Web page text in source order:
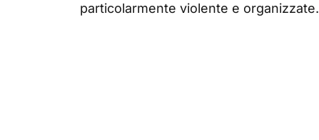
particolarmente violente e organizzate.